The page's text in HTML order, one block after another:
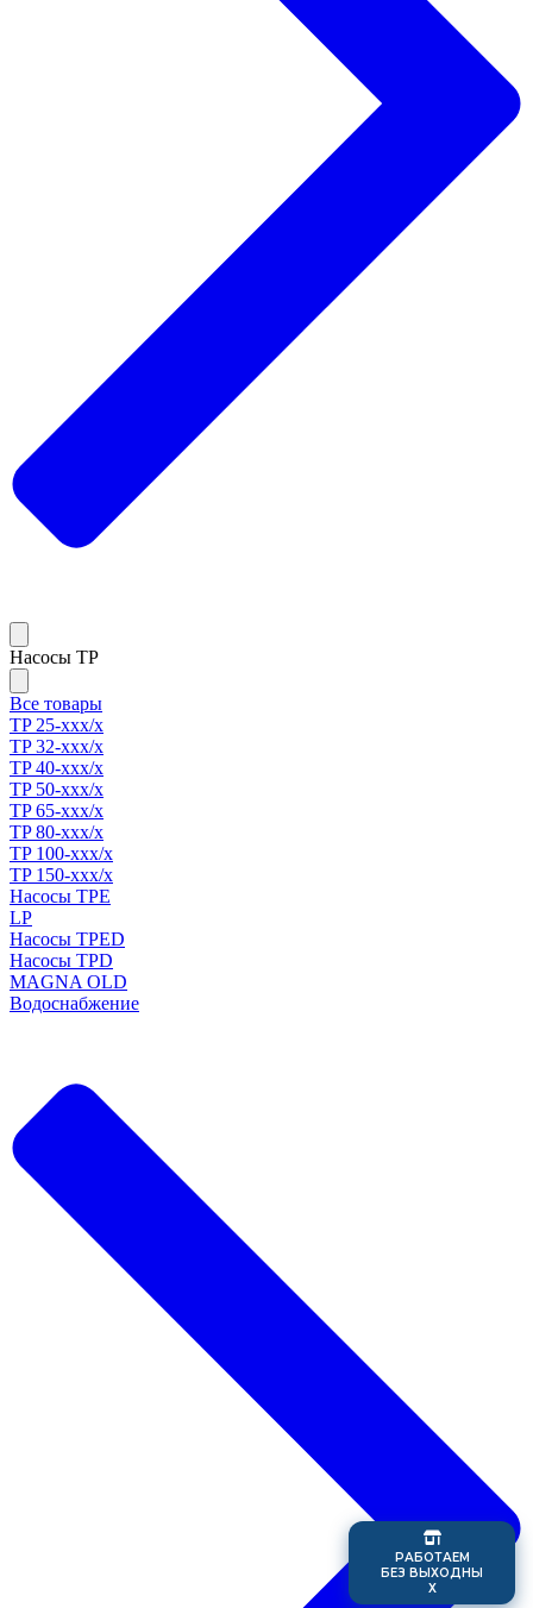
Насосы TP
Все товары
TP 25-xxx/x
TP 32-xxx/x
TP 40-xxx/x
TP 50-xxx/x
TP 65-xxx/x
TP 80-xxx/x
TP 100-xxx/x
TP 150-xxx/x
Насосы TPE
LP
Насосы TPED
Насосы TPD
MAGNA OLD
Водоснабжение
РАБОТАЕМ
БЕЗ ВЫХОДНЫ
Х